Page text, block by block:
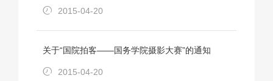
2015-04-20
关于“国院拍客——国务学院摄影大赛”的通知
2015-04-20